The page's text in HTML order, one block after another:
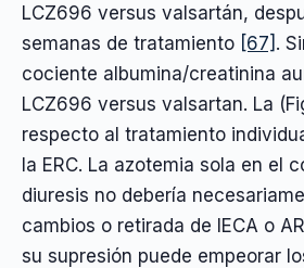
LCZ696 versus valsartán,
semanas de tratamiento [67] .
cociente albumina/creatinina
LCZ696 versus valsartan. La
respecto al tratamiento
la ERC. La azotemia sola en el
diuresis no debería
cambios o retirada de IECA o
su supresión puede empeorar